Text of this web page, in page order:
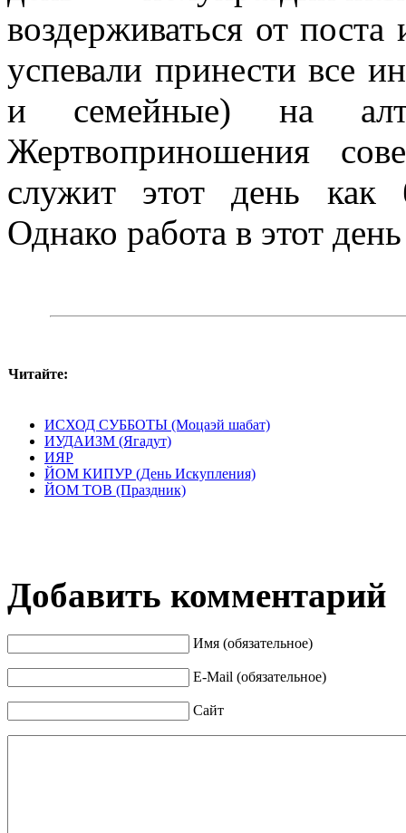
воздерживаться от
успевали принести все
и семейные) на
Жертвоприношения
служит этот день как
Однако работа в этот
Читайте:
ИСХОД СУББОТЫ (Моцаэй шабат)
ИУДАИЗМ (Ягадут)
ИЯР
ЙОМ КИПУР (День Искупления)
ЙОМ ТОВ (Праздник)
Добавить комментарий
Имя (обязательное)
E-Mail (обязательное)
Сайт